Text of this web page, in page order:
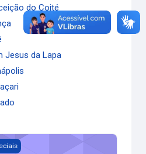
do Coité
Jesus da Lapa
Modelo - Oferta 2020